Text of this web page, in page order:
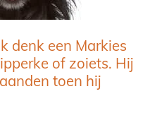
denk een Markies
of zoiets. Hij
toen hij